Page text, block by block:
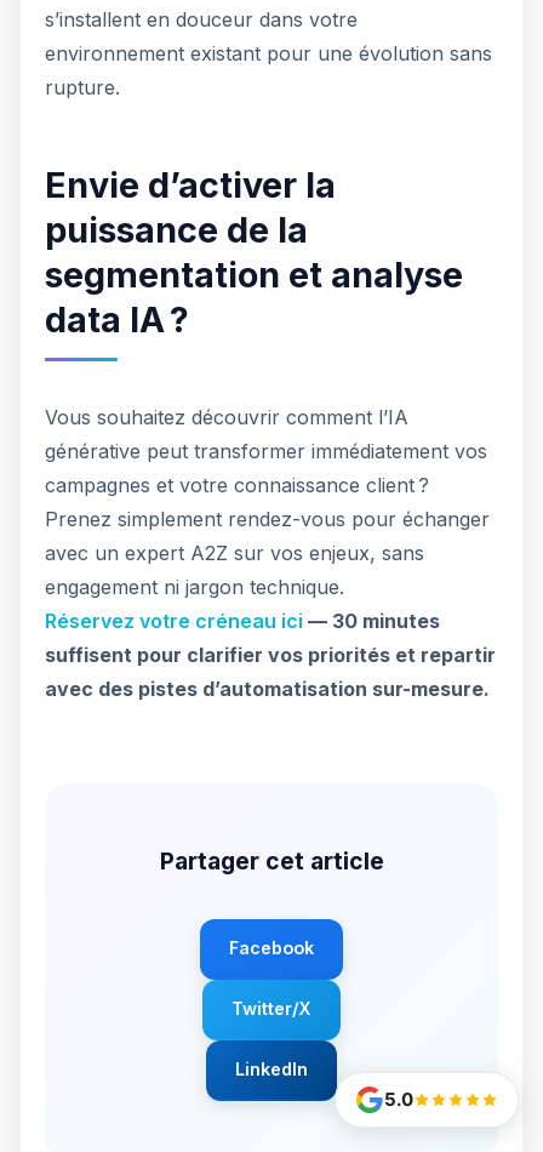
s’installent en douceur dans votre
environnement existant pour une évolution sans
rupture.
Envie d’activer la
puissance de la
segmentation et analyse
data IA ?
Vous souhaitez découvrir comment l’IA
générative peut transformer immédiatement vos
campagnes et votre connaissance client ?
Prenez simplement rendez-vous pour échanger
avec un expert A2Z sur vos enjeux, sans
engagement ni jargon technique.
Réservez votre créneau ici — 30 minutes
suffisent pour clarifier vos priorités et repartir
avec des pistes d’automatisation sur-mesure.
Partager cet article
Facebook
Twitter/X
LinkedIn
5.0